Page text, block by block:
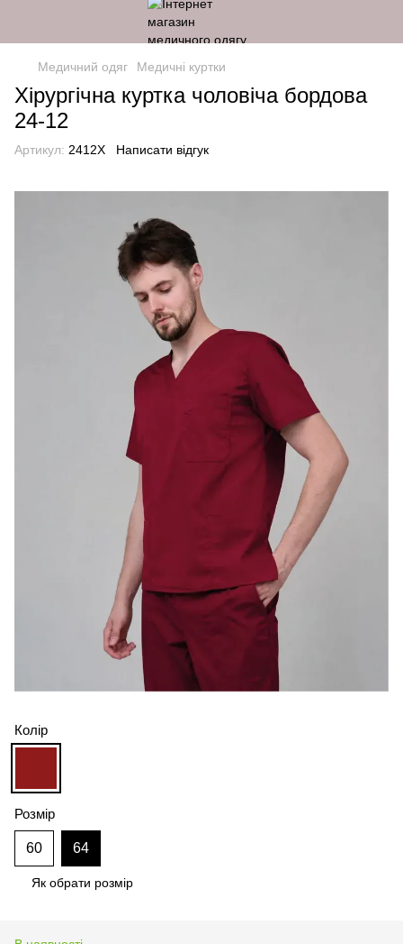
Медичний одяг Медичні куртки
Хірургічна куртка чоловіча бордова
24-12
Артикул: 2412X Написати відгук
Колір
Розмір
60 64
Як обрати розмір